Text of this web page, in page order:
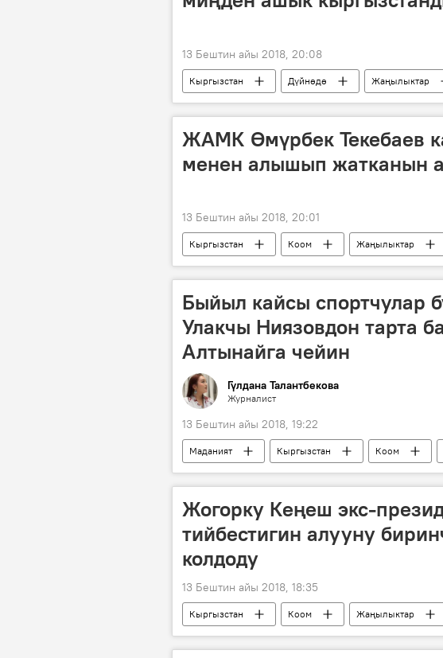
13 Бештин айы 2018, 20:08
Кыргызстан Дүйнөдө Жаңылыктар
каттоо
Россия
ЖАМК Өмүрбек Текебаев
менен алышып жатканын
13 Бештин айы 2018, 20:01
Кыргызстан Коом Жаңылыктар
оорукана
диагноз оору
Быйыл кайсы спортчулар
Улакчы Ниязовдон тарта
Алтынайга чейин
Гүлдана Талантбекова
Журналист
13 Бештин айы 2018, 19:22
Маданият Кыргызстан Коом
Манас Ниязов
Бусурманкул Абдибаит уулу
Жогорку Кеңеш экс-
тийбестигин алууну
колдоду
13 Бештин айы 2018, 18:35
Кыргызстан Коом Жаңылыктар
Курманкул Зулушев
Жогорку Кеңеш